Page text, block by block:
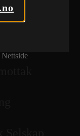
AS
Nettside